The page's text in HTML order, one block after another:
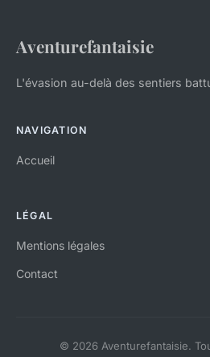
Aventurefantaisie
L'évasion au-delà des sentiers
NAVIGATION
Accueil
LÉGAL
Mentions légales
Contact
© 2026 Aventurefantaisie.